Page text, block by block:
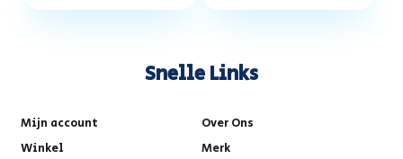
Snelle Links
Mijn account
Over Ons
Winkel
Merk